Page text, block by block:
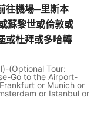
往機場─里斯本
蘇黎世或倫敦或
或杜拜或多哈轉
(Optional Tour:
Go to the Airport-
or Munich or
or Istanbul or